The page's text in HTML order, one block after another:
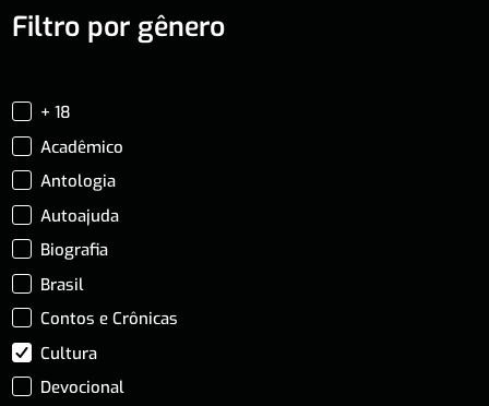
Filtro por gênero
+ 18
Acadêmico
Antologia
Autoajuda
Biografia
Brasil
Contos e Crônicas
Cultura
Devocional